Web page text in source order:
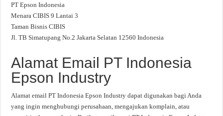
PT Epson Indonesia
Menara CIBIS 9 Lantai 3
Taman Bisnis CIBIS
Jl. TB Simatupang No.2 Jakarta Selatan 12560 Indonesia
Alamat Email PT Indonesia
Epson Industry
Alamat email PT Indonesia Epson Industry dapat digunakan bagi Anda
yang ingin menghubungi perusahaan, mengajukan komplain, atau